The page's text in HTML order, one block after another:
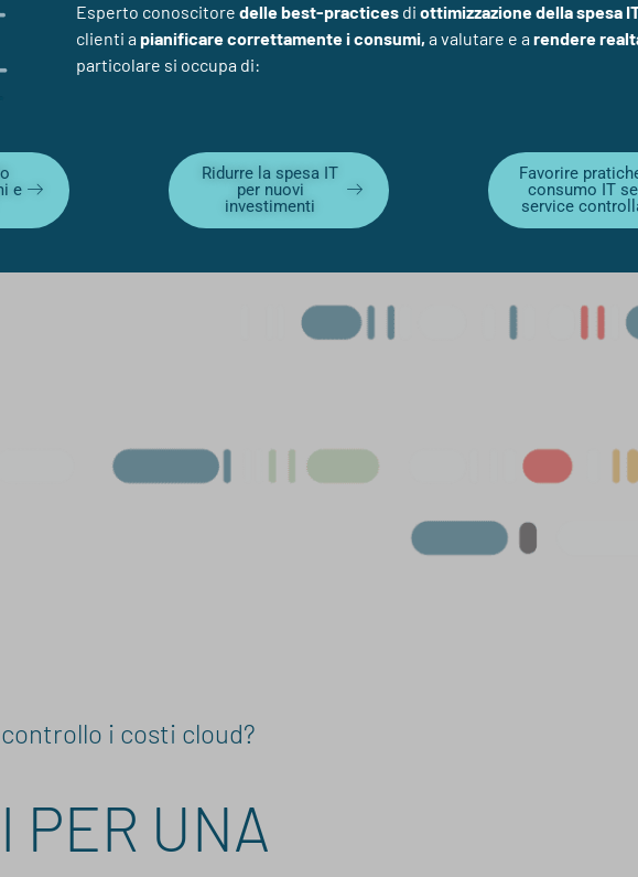
Esperto conoscitore dellebest-practicesdi ottimizzazione della spesa
clienti a pianificare correttamente i consumi, a valutare e a rendere
particolare si occupa di:
e
Ridurre la spesa IT
per nuovi
investimenti
Favorire
consumo IT
service
i costi cloud?
PER UNA